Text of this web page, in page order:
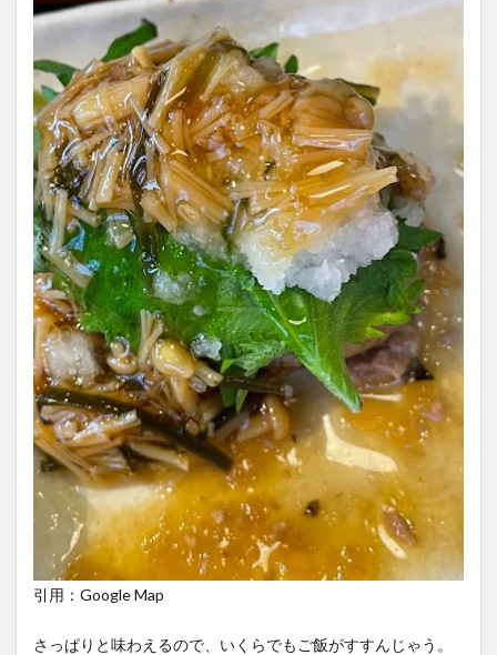
引用：Google Map
さっぱりと味わえるので、いくらでもご飯がすすんじゃう。